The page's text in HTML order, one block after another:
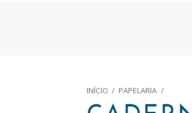
INÍCIO / PAPELARIA /